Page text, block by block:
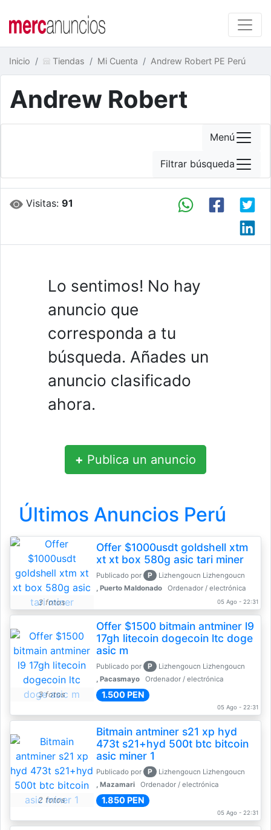
Inicio Tiendas Mi Cuenta Andrew Robert PE Perú
Andrew Robert
Visitas:91
Lo sentimos! No hay
anuncio que
corresponda a tu
búsqueda. Añades un
anuncio clasificado
ahora.
+ Publica un anuncio
Últimos Anuncios Perú
3 fotos
Offer $1000usdt goldshell xtm
xt xt box 580g asic tari miner
Publicado por P
Lizhengoucn Lizhengoucn
, Puerto Maldonado
Ordenador / electrónica
05 Ago - 22:31
3 fotos
Offer $1500 bitmain antminer l9
17gh litecoin dogecoin ltc doge
asic m
Publicado por P
Lizhengoucn Lizhengoucn
, Pacasmayo
Ordenador / electrónica
1.500 PEN
05 Ago - 22:31
2 fotos
Bitmain antminer s21 xp hyd
473t s21+hyd 500t btc bitcoin
asic miner 1
Publicado por P
Lizhengoucn Lizhengoucn
, Mazamari
Ordenador / electrónica
1.850 PEN
05 Ago - 22:31
Menú
Filtrar búsqueda